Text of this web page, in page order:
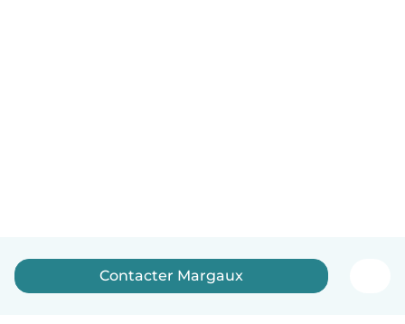
Contacter Margaux